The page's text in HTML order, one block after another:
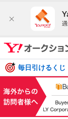
毎日引けるく